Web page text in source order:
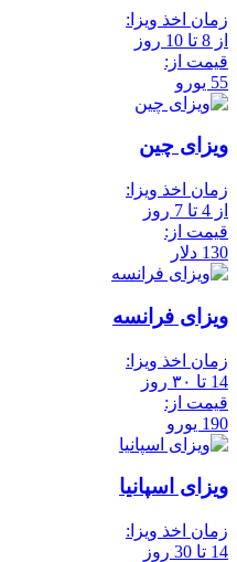
زمان اخذ ویزا:
از 8 تا 10 روز
قیمت از:
55 یورو
ویزای چین
زمان اخذ ویزا:
از 4 تا 7 روز
قیمت از:
130 دلار
ویزای فرانسه
زمان اخذ ویزا:
14 تا ۳۰ روز
قیمت از:
190 یورو
ویزای اسپانیا
زمان اخذ ویزا:
14 تا 30 روز